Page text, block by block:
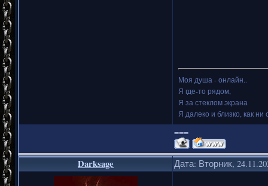
Моя душа - онлайн..
Я где-то рядом,
Я за стеклом экрана
Я далеко и близко, как ни
===
Darksage Дата: Вторник,